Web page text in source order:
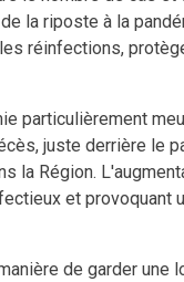
la riposte à la
réinfections,
particulièrement
juste derrière le
la Région.
et provoquant
de garder une